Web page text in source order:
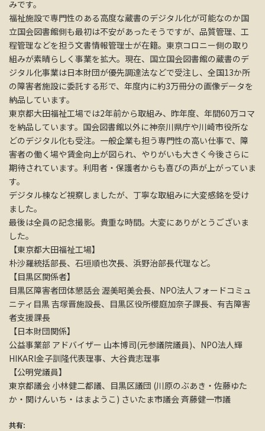
みです。
福祉施設で専門性のある高度な蔵書のデジタル化が可能なのか国
立国会図書館側も最初は不安があったそうですが、品質管理、工
程管理などを担う文書情報管理士が在籍。東京コロニー側の取り
組みが素晴らしく事業を拡大。現在、国立国会図書館の蔵書のデ
ジタル化事業は日本財団が優先調達法などで受注し、全国13か所
の障害者施設に委託する形で、年度内に約3万冊分の画像データを
納品しています。
東京都大田福祉工場では2年前から取組み、昨年度、年間60万コマ
を納品しています。国会図書館以外に神奈川県庁や川崎市役所な
どのデジタル化も受注。一般企業も担う専門性の高い仕事で、障
害者の働く場や賃金向上が図られ、やりがいも大きく今後さらに
期待されています。利用者・保護者からも喜びの声が上がっていま
す。
デジタル棟など視察しましたが、丁寧な取組みに大変感銘を受け
ました。
最後は全員の記念撮影。貴重な時間。大変にありがとうございま
した。
【東京都大田福祉工場】
朴沙羅統括部長、石垣順也次長、浜野治部長代理など。
【目黒区関係者】
目黒区障害者団体懇話会 渥美昭美会長、NPO法人フォードコミュ
ニティ目黒 吉塚晋施設長、目黒区役所櫻庭加奈子課長、有吉障害
者支援課長
【日本財団関係】
公益事業部 アドバイザー 山本博司(元参議院議員)、NPO法人輝
HIKARI金子訓隆代表理事、大谷貴志理事
【公明党議員】
東京都議会 小林健二都議、目黒区議団 (川原のぶあき・佐藤ゆた
か・関けんいち・はまようこ) さいたま市議会 斉藤健一市議
共有: